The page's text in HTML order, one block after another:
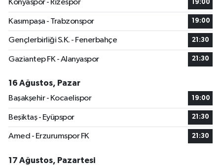
Konyaspor - Rizespor 19:00
Kasımpaşa - Trabzonspor 19:00
Gençlerbirliği S.K. - Fenerbahçe 21:30
Gaziantep FK - Alanyaspor 21:30
16 Ağustos, Pazar
Başakşehir - Kocaelispor
19:00
Beşiktaş - Eyüpspor 21:30
Amed - Erzurumspor FK 21:30
17 Ağustos, Pazartesi